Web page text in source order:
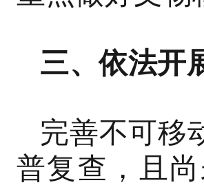
三、依法开
完善不可移
普复查，且